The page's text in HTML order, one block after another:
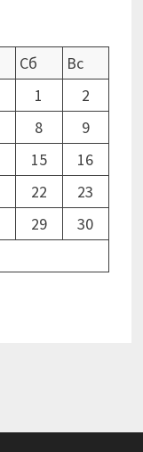
Сб
Вс
1
2
8
9
15
16
22
23
29
30